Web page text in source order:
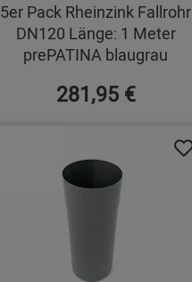
5er Pack Rheinzink Fallrohr
DN120 Länge: 1 Meter
prePATINA blaugrau
281,95 €